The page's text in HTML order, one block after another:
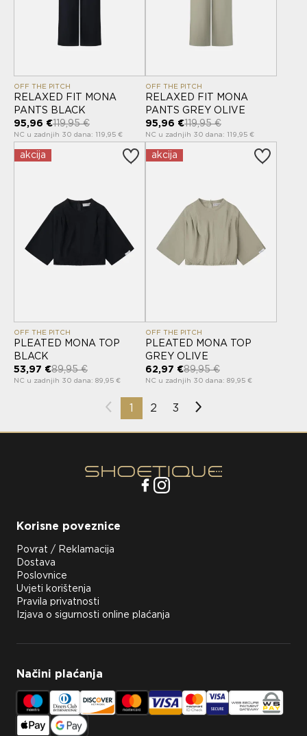
OFF THE PITCH
RELAXED FIT MONA
PANTS BLACK
95,96 €119,95 €
NC u zadnjih 30 dana: 119,95 €
OFF THE PITCH
RELAXED FIT MONA
PANTS GREY OLIVE
95,96 €119,95 €
NC u zadnjih 30 dana: 119,95 €
akcija
OFF THE PITCH
PLEATED MONA TOP
BLACK
53,97 €89,95 €
NC u zadnjih 30 dana: 89,95 €
akcija
OFF THE PITCH
PLEATED MONA TOP
GREY OLIVE
62,97 €89,95 €
NC u zadnjih 30 dana: 89,95 €
1 2 3
Korisne poveznice
Povrat / Reklamacija
Dostava
Poslovnice
Uvjeti korištenja
Pravila privatnosti
Izjava o sigurnosti online plaćanja
Načini plaćanja